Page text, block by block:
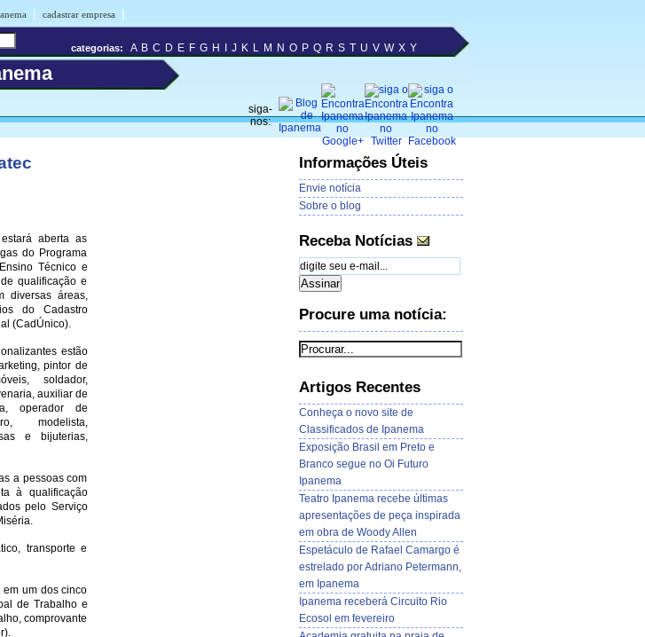
| cadastrar empresa |
siga-
nos:
categorias: A B C D E F G H J K L M N O P Q R S T U V W X Y
aberta as
do Programa
Técnico e
qualificação e
diversas áreas,
do Cadastro
(CadÚnico).
estão
pintor de
soldador,
auxiliar de
operador de
modelista,
e bijuterias,
a pessoas com
à qualificação
pelo Serviço
transporte e
um dos cinco
de Trabalho e
comprovante
Informações Úteis
Envie notícia
Sobre o blog
Receba Notícias
Procure uma notícia:
Artigos Recentes
Conheça o novo site de
Classificados de Ipanema
Exposição Brasil em Preto e
Branco segue no Oi Futuro
Ipanema
Teatro Ipanema recebe últimas
apresentações de peça inspirada
em obra de Woody Allen
Espetáculo de Rafael Camargo é
estrelado por Adriano Petermann,
em Ipanema
Ipanema receberá Circuito Rio
Ecosol em fevereiro